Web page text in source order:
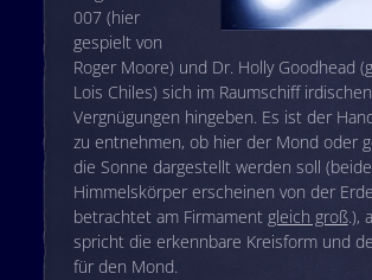
007 (hier
gespielt von
Roger Moore) und Dr. Holly Goodhead
Lois Chiles) sich im Raumschiff irdischen
Vergnügungen hingeben. Es ist der
zu entnehmen, ob hier der Mond oder
die Sonne dargestellt werden soll (beide
Himmelskörper erscheinen von der
betrachtet am Firmament gleich groß.),
spricht die erkennbare Kreisform und
für den Mond.